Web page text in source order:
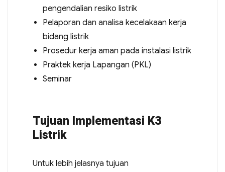
pengendalian resiko listrik
Pelaporan dan analisa kecelakaan kerja
bidang listrik
Prosedur kerja aman pada instalasi listrik
Praktek kerja Lapangan (PKL)
Seminar
Tujuan Implementasi K3
Listrik
Untuk lebih jelasnya tujuan